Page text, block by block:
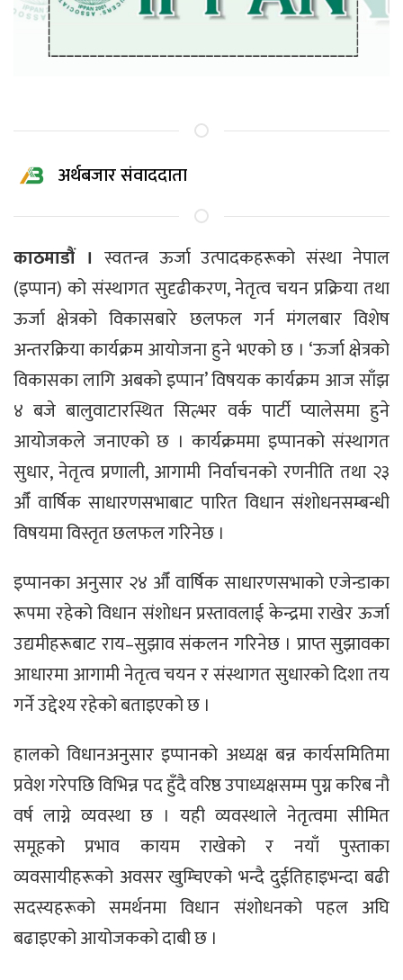
अर्थबजार संवाददाता
काठमाडौं । स्वतन्त्र ऊर्जा उत्पादकहरूको संस्था नेपाल
(इप्पान) को संस्थागत सुदृढीकरण, नेतृत्व चयन प्रक्रिया तथा
ऊर्जा क्षेत्रको विकासबारे छलफल गर्न मंगलबार विशेष
अन्तरक्रिया कार्यक्रम आयोजना हुने भएको छ । ‘ऊर्जा क्षेत्रको
विकासका लागि अबको इप्पान’ विषयक कार्यक्रम आज साँझ
४ बजे बालुवाटारस्थित सिल्भर वर्क पार्टी प्यालेसमा हुने
आयोजकले जनाएको छ । कार्यक्रममा इप्पानको संस्थागत
सुधार, नेतृत्व प्रणाली, आगामी निर्वाचनको रणनीति तथा २३
औँ वार्षिक साधारणसभाबाट पारित विधान संशोधनसम्बन्धी
विषयमा विस्तृत छलफल गरिनेछ ।
इप्पानका अनुसार २४ औँ वार्षिक साधारणसभाको एजेन्डाका
रूपमा रहेको विधान संशोधन प्रस्तावलाई केन्द्रमा राखेर ऊर्जा
उद्यमीहरूबाट राय–सुझाव संकलन गरिनेछ । प्राप्त सुझावका
आधारमा आगामी नेतृत्व चयन र संस्थागत सुधारको दिशा तय
गर्ने उद्देश्य रहेको बताइएको छ ।
हालको विधानअनुसार इप्पानको अध्यक्ष बन्न कार्यसमितिमा
प्रवेश गरेपछि विभिन्न पद हुँदै वरिष्ठ उपाध्यक्षसम्म पुग्न करिब नौ
वर्ष लाग्ने व्यवस्था छ । यही व्यवस्थाले नेतृत्वमा सीमित
समूहको प्रभाव कायम राखेको र नयाँ पुस्ताका
व्यवसायीहरूको अवसर खुम्चिएको भन्दै दुईतिहाइभन्दा बढी
सदस्यहरूको समर्थनमा विधान संशोधनको पहल अघि
बढाइएको आयोजकको दाबी छ ।